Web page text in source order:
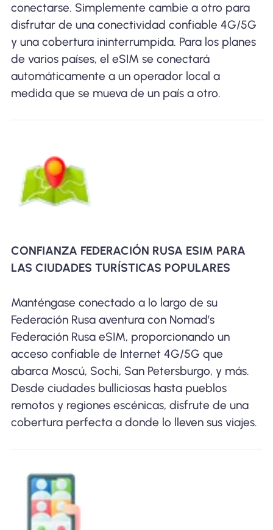
conectarse. Simplemente cambie a otro para
disfrutar de una conectividad confiable 4G/5G
y una cobertura ininterrumpida. Para los planes
de varios países, el eSIM se conectará
automáticamente a un operador local a
medida que se mueva de un país a otro.
CONFIANZA FEDERACIÓN RUSA ESIM PARA
LAS CIUDADES TURÍSTICAS POPULARES
Manténgase conectado a lo largo de su
Federación Rusa aventura con Nomad’s
Federación Rusa eSIM, proporcionando un
acceso confiable de Internet 4G/5G que
abarca Moscú, Sochi, San Petersburgo, y más.
Desde ciudades bulliciosas hasta pueblos
remotos y regiones escénicas, disfrute de una
cobertura perfecta a donde lo lleven sus viajes.